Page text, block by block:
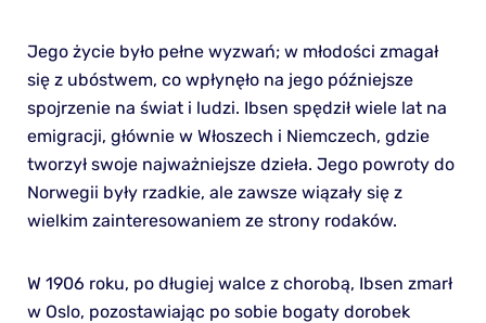
Jego życie było pełne wyzwań; w młodości zmagał
się z ubóstwem, co wpłynęło na jego późniejsze
spojrzenie na świat i ludzi. Ibsen spędził wiele lat na
emigracji, głównie w Włoszech i Niemczech, gdzie
tworzył swoje najważniejsze dzieła. Jego powroty do
Norwegii były rzadkie, ale zawsze wiązały się z
wielkim zainteresowaniem ze strony rodaków.
W 1906 roku, po długiej walce z chorobą, Ibsen zmarł
w Oslo, pozostawiając po sobie bogaty dorobek